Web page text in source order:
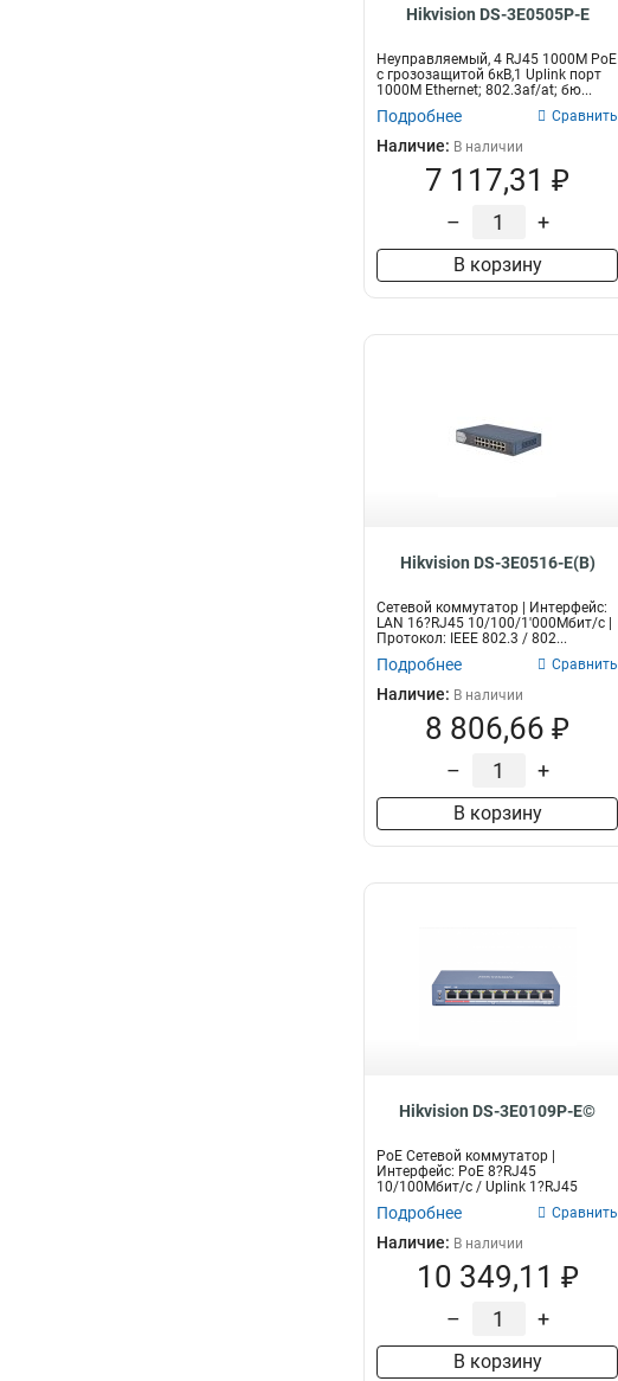
Hikvision DS-3E0505P-E
Неуправляемый, 4 RJ45 1000M PoE
с грозозащитой 6кВ,1 Uplink порт
1000М Ethernet; 802.3af/at; бю...
Подробнее Сравнить
Наличие: В наличии
7 117,31 ₽
– +
В корзину
Hikvision DS-3E0516-E(B)
Сетевой коммутатор | Интерфейс:
LAN 16?RJ45 10/100/1'000Мбит/с |
Протокол: IEEE 802.3 / 802...
Подробнее Сравнить
Наличие: В наличии
8 806,66 ₽
– +
В корзину
Hikvision DS-3E0109P-E©
PoE Сетевой коммутатор |
Интерфейс: PoE 8?RJ45
10/100Мбит/с / Uplink 1?RJ45
10/100Мбит/с | Прот...
Подробнее Сравнить
Наличие: В наличии
10 349,11 ₽
– +
В корзину